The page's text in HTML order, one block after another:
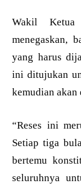
Wakil
menegaskan,
yang harus
ini ditujukan
kemudian
“Reses ini
Setiap tiga
bertemu
seluruhnya